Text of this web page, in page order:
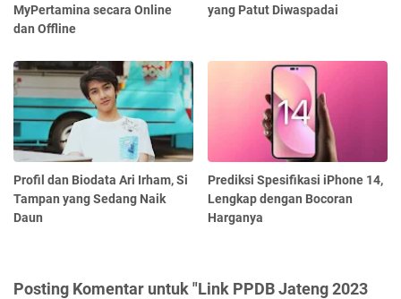
MyPertamina secara Online
dan Offline
yang Patut Diwaspadai
Profil dan Biodata Ari Irham, Si
Tampan yang Sedang Naik
Daun
Prediksi Spesifikasi iPhone 14,
Lengkap dengan Bocoran
Harganya
Posting Komentar untuk "Link PPDB Jateng 2023